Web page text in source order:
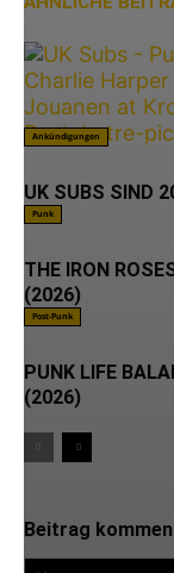
Ankündigungen
UK SUBS SIND
Punk
THE IRON
(2026)
Post-Punk
PUNK LIFE
(2026)
Beitrag